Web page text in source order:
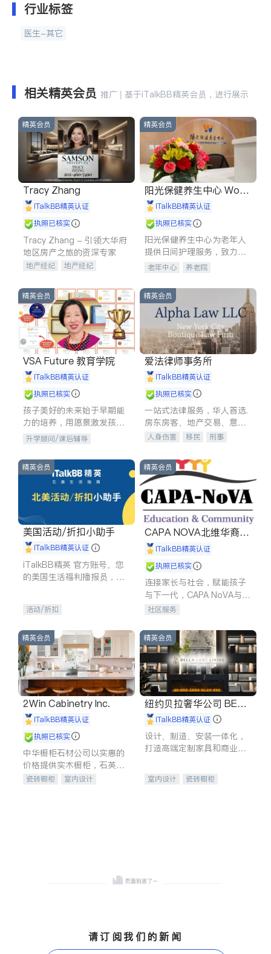
行业标签
医生-其它
相关精英会员 推广 | 基于iTalkBB精英会员，进行展示
精英会员
Tracy Zhang
iTalkBB精英认证
执照已核实
Tracy Zhang - 引领大华府
地区房产之旅的资深专家
地产经纪
地产经纪
商铺租售
开发商建商
精英会员
阳光保健养生中心 World
shine
iTalkBB精英认证
执照已核实
阳光保健养生中心为老年人
提供日间护理服务，致力于
通过持续的护理创新来有效
老年中心 养老院
精英会员
VSA Future 教育学院
iTalkBB精英认证
执照已核实
孩子美好的未来始于早期能
力的培养，用愿景激发孩子
的学习潜力和动力。理念：
拥有成长型心态是成功的基
石。
升学顾问/课后辅导
精英会员
爱法律师事务所
iTalkBB精英认证
执照已核实
一站式法律服务，华人首选.
房东房客、地产交易、意外
伤害、车祸重伤、商业诉
建筑合同、刑事案件全包办
人身伤害 移民
刑事
信托/遗嘱
商业
索赔
律师-其它 保释
精英会员
美国活动/折扣小助手
iTalkBB精英认证
iTalkBB精英 官方账号。您
的美国生活福利播报员，精
专属福利。
活动/折扣
精英会员
CAPA NOVA北维华裔家
长会iTalkBB精英认证
执照已核实
连接家长与社会，赋能孩子
与下一代，CAPA NoVA与您
携手建设包容、公平、充满
社区服务
精英会员
2Win Cabinetry Inc.
iTalkBB精英认证
执照已核实
中华橱柜石材公司以实惠的
价格提供实木橱柜，石英石
台面，多种优质不锈钢水
瓷砖橱柜
室内设计
精英会员
纽约贝拉奢华公司 BELL
A LUXE
iTalkBB精英认证
设计、制造、安装一体化，
打造高端定制家具和商业空
室内设计
瓷砖橱柜
请订阅我们的新闻